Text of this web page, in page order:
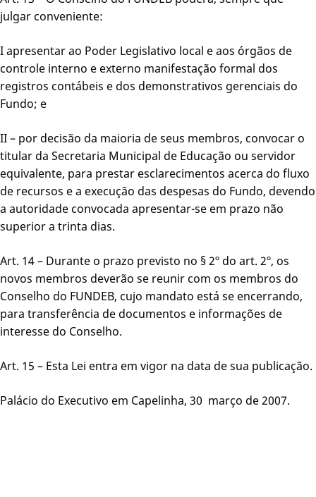
julgar conveniente:
I apresentar ao Poder Legislativo local e aos órgãos de
controle interno e externo manifestação formal dos
registros contábeis e dos demonstrativos gerenciais do
Fundo; e
II – por decisão da maioria de seus membros, convocar o
titular da Secretaria Municipal de Educação ou servidor
equivalente, para prestar esclarecimentos acerca do fluxo
de recursos e a execução das despesas do Fundo, devendo
a autoridade convocada apresentar-se em prazo não
superior a trinta dias.
Art. 14 – Durante o prazo previsto no § 2º do art. 2º, os
novos membros deverão se reunir com os membros do
Conselho do FUNDEB, cujo mandato está se encerrando,
para transferência de documentos e informações de
interesse do Conselho.
Art. 15 – Esta Lei entra em vigor na data de sua publicação.
Palácio do Executivo em Capelinha, 30 março de 2007.